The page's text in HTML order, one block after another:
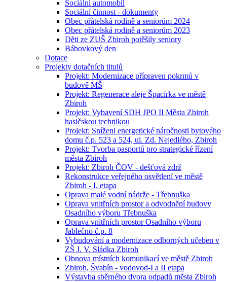
Sociální automobil
Sociální činnost - dokumenty
Obec přátelská rodině a seniorům 2024
Obec přátelská rodině a seniorům 2023
Děti ze ZUŠ Zbiroh potěšily seniory
Bábovkový den
Dotace
Projekty dotačních titulů
Projekt: Modernizace přípraven pokrmů v
budově MŠ
Projekt: Regenerace aleje Špacírka ve městě
Zbiroh
Projekt: Vybavení SDH JPO II Města Zbiroh
hasičskou technikou
Projekt: Sníženi energetické náročnosti bytového
domu č.p. 523 a 524, ul. Zd. Nejedlého, Zbiroh
Projekt: Tvorba pasportů pro strategické řízení
města Zbiroh
Projekt: Zbiroh ČOV - dešťová zdrž
Rekonstrukce veřejného osvětlení ve městě
Zbiroh - I. etapa
Oprava malé vodní nádrže - Třebnuška
Oprava vnitřních prostor a odvodnění budovy
Osadního výboru Třebnuška
Oprava vnitřních prostor Osadního výboru
Jablečno č.p. 8
Vybudování a modernizace odborných učeben v
ZŠ J. V. Sládka Zbiroh
Obnova místních komunikací ve městě Zbiroh
Zbiroh, Švabín - vodovod-I a II etapa
Výstavba sběrného dvora odpadů města Zbiroh